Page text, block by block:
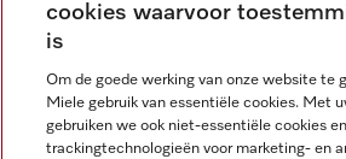
Contact contact@miele-
Taal
NEDERLANDS
cookies waarvoor
is
Om de goede werking van onze website te
Miele gebruik van essentiële cookies. Met
gebruiken we ook niet-essentiële cookies en
trackingtechnologieën voor marketing- en